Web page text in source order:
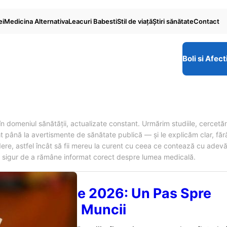
Medicina AlternativaLeacuri BabestiStil de viaţăŞtiri sănătateContact
Boli si
sănătății, actualizate constant. Urmărim studiile,
la avertismente de sănătate publică — și le explicăm clar,
astfel încât să fii mereu la curent cu ceea ce contează cu
de a rămâne informat corect despre lumea medicală.
de Inserție 2026: Un Pas Spre
Pe Piața Muncii